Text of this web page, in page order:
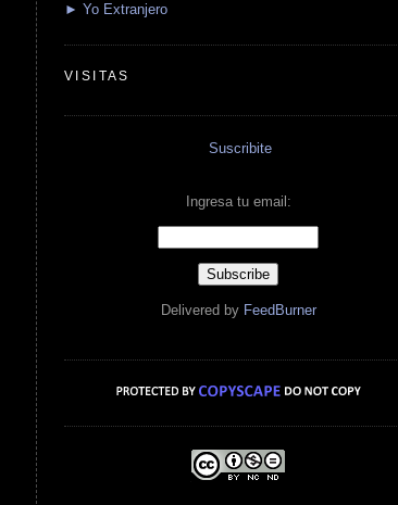
► Yo Extranjero
VISITAS
Suscribite
Ingresa tu email:
Delivered by FeedBurner